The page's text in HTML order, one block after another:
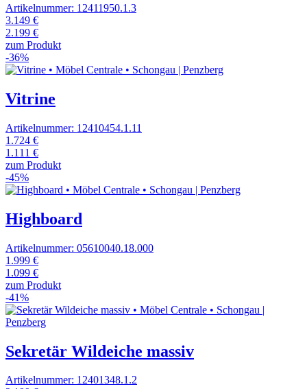
Artikelnummer: 12411950.1.3
3.149 €
2.199 €
zum Produkt
-36%
Vitrine
Artikelnummer: 12410454.1.11
1.724 €
1.111 €
zum Produkt
-45%
Highboard
Artikelnummer: 05610040.18.000
1.999 €
1.099 €
zum Produkt
-41%
Sekretär Wildeiche massiv
Artikelnummer: 12401348.1.2